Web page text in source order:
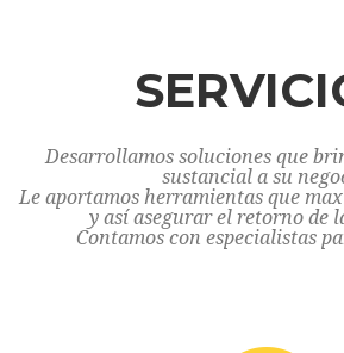
Desarrollamos soluciones que
sustancial a su
Le aportamos herramientas que
y así asegurar el retorno de
Contamos con especialistas